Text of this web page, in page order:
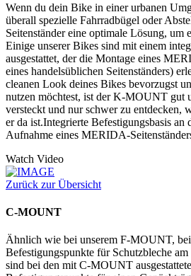
Wenn du dein Bike in einer urbanen
überall spezielle Fahrradbügel oder
Seitenständer eine optimale Lösung, um
Einige unserer Bikes sind mit einem
ausgestattet, der die Montage eines
eines handelsüblichen Seitenständers)
cleanen Look deines Bikes bevorzugst
nutzen möchtest, ist der K-MOUNT gut
versteckt und nur schwer zu entdecken,
er da ist.Integrierte Befestigungsbasis an
Aufnahme eines MERIDA-
Watch Video
Zurück zur Übersicht
C-MOUNT
Ähnlich wie bei unserem F-MOUNT, bei
Befestigungspunkte für Schutzbleche
sind bei den mit C-MOUNT